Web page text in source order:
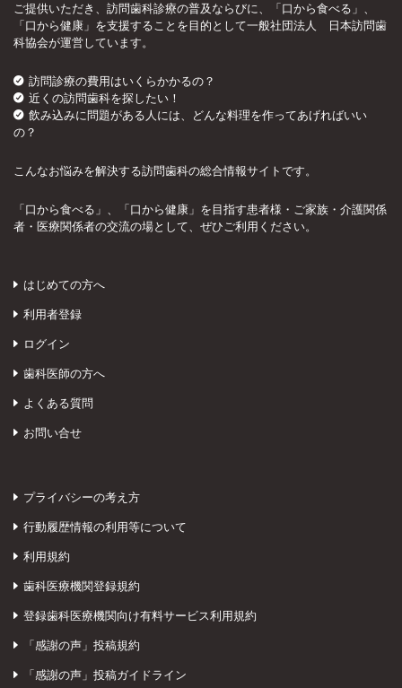
ご提供いただき、訪問歯科診療の普及ならびに、「口から食べる」、
「口から健康」を支援することを目的として一般社団法人 日本訪問歯
科協会が運営しています。
訪問診療の費用はいくらかかるの？
近くの訪問歯科を探したい！
飲み込みに問題がある人には、どんな料理を作ってあげればいい
の？
こんなお悩みを解決する訪問歯科の総合情報サイトです。
「口から食べる」、「口から健康」を目指す患者様・ご家族・介護関係
者・医療関係者の交流の場として、ぜひご利用ください。
はじめての方へ
利用者登録
ログイン
歯科医師の方へ
よくある質問
お問い合せ
プライバシーの考え方
行動履歴情報の利用等について
利用規約
歯科医療機関登録規約
登録歯科医療機関向け有料サービス利用規約
「感謝の声」投稿規約
「感謝の声」投稿ガイドライン